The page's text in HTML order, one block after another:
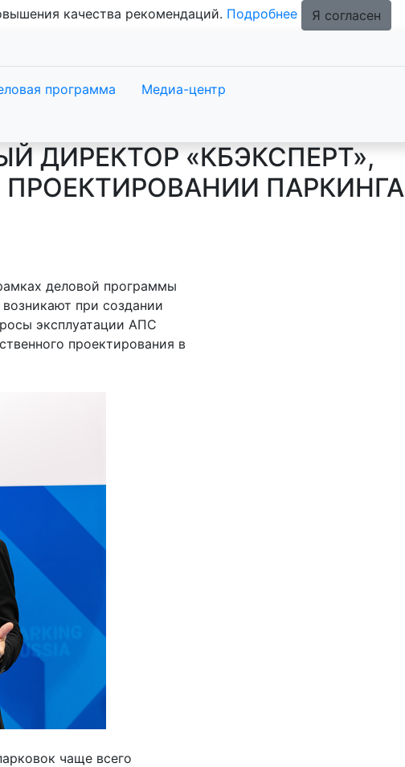
качества рекомендаций. Подробнее Я согласен
программа
Медиа-центр
ДИРЕКТОР «КБЭКСПЕРТ»,
ПАРКИНГА
деловой программы
при создании
эксплуатации АПС
проектирования в
чаще всего